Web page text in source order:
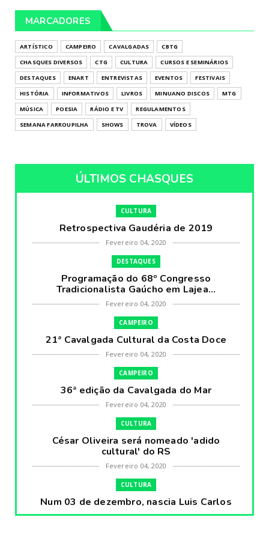
MARCADORES
ARTÍSTICO CAMPEIRO CAVALGADAS
CBTG
CHASQUES DIVERSOS
CTG CULTURA
CURSOS E SEMINÁRIOS
DESTAQUES
ENART ENTREVISTAS EVENTOS
FESTIVAIS
HISTÓRIA
INFORMATIVOS LIVROS MINUANO DISCOS
MTG
MÚSICA
POESIA RÁDIO E TV
REGULAMENTOS
SEMANA FARROUPILHA
SHOWS TROVA VÍDEOS
ÚLTIMOS CHASQUES
CULTURA
Retrospectiva Gaudéria de 2019
Fevereiro 04, 2020
DESTAQUES
Programação do 68º Congresso
Tradicionalista Gaúcho em Lajea...
Fevereiro 04, 2020
CAMPEIRO
21ª Cavalgada Cultural da Costa Doce
Fevereiro 04, 2020
CAMPEIRO
36ª edição da Cavalgada do Mar
Fevereiro 04, 2020
CULTURA
César Oliveira será nomeado 'adido
cultural' do RS
Fevereiro 04, 2020
CULTURA
Num 03 de dezembro, nascia Luis Carlos
Prestes, o Cavaleiro ...